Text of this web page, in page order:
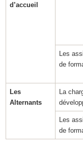
d’accueil
Les
de
Les
Alternants
La
Les
de